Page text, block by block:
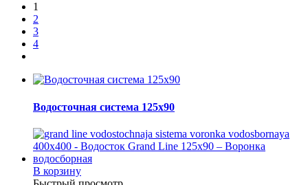
1
2
3
4
Водосточная система 125x90
В корзину